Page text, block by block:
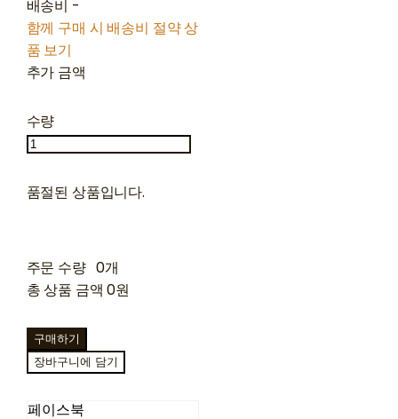
배송비 -
함께 구매 시 배송비 절약 상
품 보기
추가 금액
수량
품절된 상품입니다.
주문 수량 0개
총 상품 금액 0원
구매하기
장바구니에 담기
페이스북